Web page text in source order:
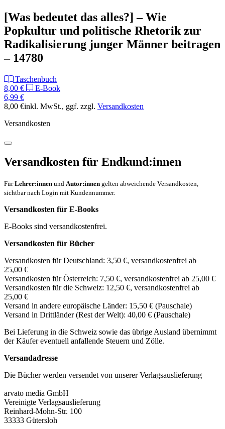
[Was bedeutet das alles?] – Wie
Popkultur und politische Rhetorik zur
Radikalisierung junger Männer beitragen
– 14780
Taschenbuch
8,00 €
E-Book
6,99 €
8,00 €inkl. MwSt., ggf. zzgl. Versandkosten
Versandkosten
Versandkosten für Endkund:innen
FürLehrer:innen und Autor:innen gelten abweichende Versandkosten,
sichtbar nach Login mit Kundennummer.
Versandkosten für E-Books
E-Books sind versandkostenfrei.
Versandkosten für Bücher
Versandkosten für Deutschland: 3,50 €, versandkostenfrei ab
25,00 €
Versandkosten für Österreich: 7,50 €, versandkostenfrei ab 25,00 €
Versandkosten für die Schweiz: 12,50 €, versandkostenfrei ab
25,00 €
Versand in andere europäische Länder: 15,50 € (Pauschale)
Versand in Drittländer (Rest der Welt): 40,00 € (Pauschale)
Bei Lieferung in die Schweiz sowie das übrige Ausland übernimmt
der Käufer eventuell anfallende Steuern und Zölle.
Versandadresse
Die Bücher werden versendet von unserer Verlagsauslieferung
arvato media GmbH
Vereinigte Verlagsauslieferung
Reinhard-Mohn-Str. 100
33333 Gütersloh